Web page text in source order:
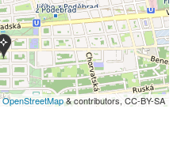
OpenStreetMap& contributors, CC-BY-SA